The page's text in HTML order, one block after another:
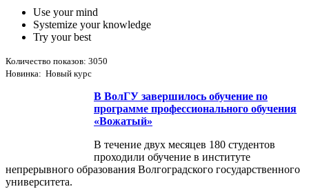
Use your mind
Systemize your knowledge
Try your best
Количество показов: 3050
Новинка: Новый курс
В ВолГУ завершилось обучение по
программе профессионального обучения
«Вожатый»
В течение двух месяцев 180 студентов
проходили обучение в институте
непрерывного образования Волгоградского государственного
университета.